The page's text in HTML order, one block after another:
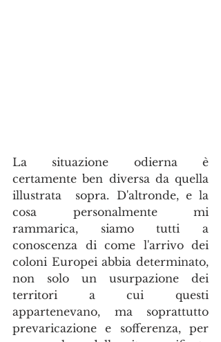
La situazione odierna è
certamente ben diversa da quella
illustrata  sopra. D'altronde, e la
cosa personalmente mi
rammarica, siamo tutti a
conoscenza di come l'arrivo dei
coloni Europei abbia determinato,
non solo un usurpazione dei
territori a cui questi
appartenevano, ma soprattutto
prevaricazione e sofferenza, per